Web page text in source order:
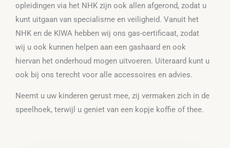
opleidingen via het NHK zijn ook allen afgerond, zodat u
kunt uitgaan van specialisme en veiligheid. Vanuit het
NHK en de KIWA hebben wij ons gas-certificaat, zodat
wij u ook kunnen helpen aan een gashaard en ook
hiervan het onderhoud mogen uitvoeren. Uiteraard kunt u
ook bij ons terecht voor alle accessoires en advies.
Neemt u uw kinderen gerust mee, zij vermaken zich in de
speelhoek, terwijl u geniet van een kopje koffie of thee.